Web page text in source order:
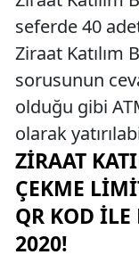
seferde 40
Ziraat Katılım
sorusunun
olduğu gibi
olarak
ZIRAAT
ÇEKME
QR KOD
2020!